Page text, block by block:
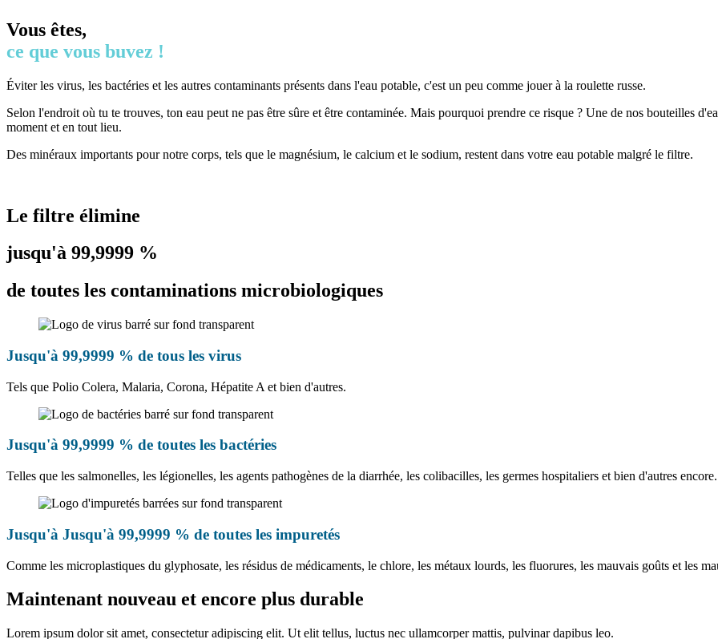
Vous êtes,
ce que vous buvez !
Éviter les virus, les bactéries et les autres contaminants présents dans l'eau potable, c'est un peu comme jouer à la roulette russe.
Selon l'endroit où tu te trouves, ton eau peut ne pas être sûre et être contaminée. Mais pourquoi prendre ce risque ? Une de nos bouteilles
moment et en tout lieu.
Des minéraux importants pour notre corps, tels que le magnésium, le calcium et le sodium, restent dans votre eau potable malgré le filtre.
Le filtre élimine
jusqu'à 99,9999 %
de toutes les contaminations microbiologiques
Jusqu'à 99,9999 % de tous les virus
Tels que Polio Colera, Malaria, Corona, Hépatite A et bien d'autres.
Jusqu'à 99,9999 % de toutes les bactéries
Telles que les salmonelles, les légionelles, les agents pathogènes de la diarrhée, les colibacilles, les germes hospitaliers et bien d'autres encore.
Jusqu'à Jusqu'à 99,9999 % de toutes les impuretés
Comme les microplastiques du glyphosate, les résidus de médicaments, le chlore, les métaux lourds, les fluorures, les mauvais goûts et les
Maintenant nouveau et encore plus durable
Lorem ipsum dolor sit amet, consectetur adipiscing elit. Ut elit tellus, luctus nec ullamcorper mattis, pulvinar dapibus leo.